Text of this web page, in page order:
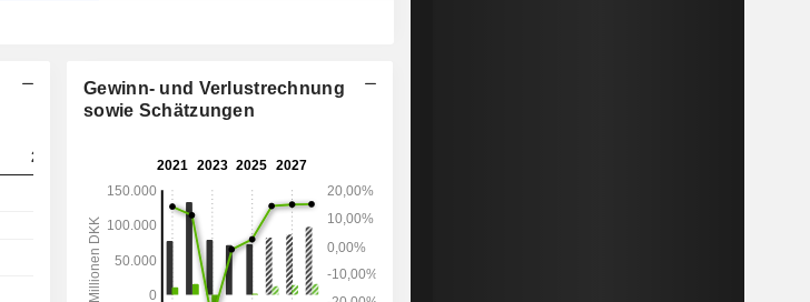
2025 2026 2027
181’514
18.64% 12.3%
217’450 233’497
-7.03% 20.4% 7.38%
Gewinn- und Verlustrechnung
sowie Schätzungen